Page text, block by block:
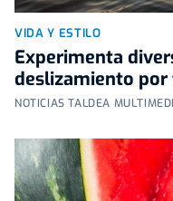
VIDA Y ESTILO
Experimenta
deslizamiento
NOTICIAS TALDEA